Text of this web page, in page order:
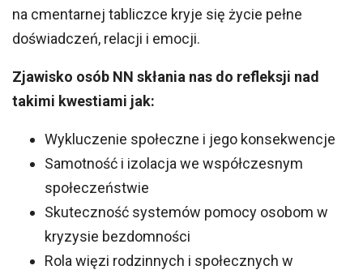
na cmentarnej tabliczce kryje się życie pełne
doświadczeń, relacji i emocji.
Zjawisko osób NN skłania nas do refleksji nad
takimi kwestiami jak:
Wykluczenie społeczne i jego konsekwencje
Samotność i izolacja we współczesnym
społeczeństwie
Skuteczność systemów pomocy osobom w
kryzysie bezdomności
Rola więzi rodzinnych i społecznych w